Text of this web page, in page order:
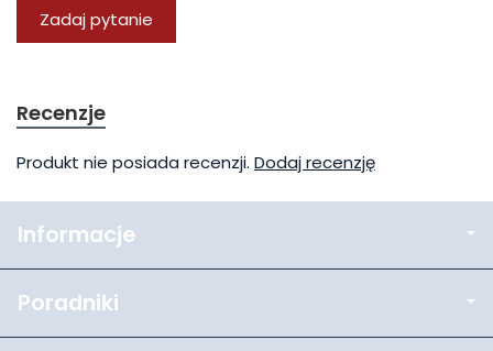
Zadaj pytanie
Recenzje
Produkt nie posiada recenzji. Dodaj recenzję
Informacje
Poradniki